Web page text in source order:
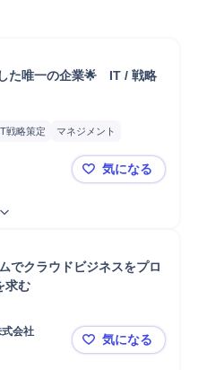
た唯一の企業🌟　IT / 戦略
戦略策定
マネジメント
コスト削減
分析
クト
🌟 東証上
気になる
でクラウドビジネスをプロ
求む
会社
【シンプレ
気になる